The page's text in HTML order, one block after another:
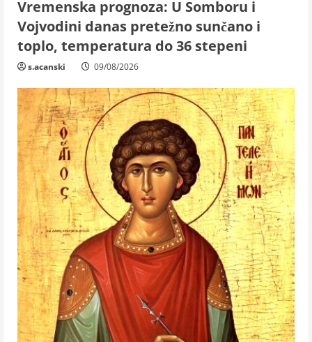
Vremenska prognoza: U Somboru i
Vojvodini danas pretežno sunčano i
toplo, temperatura do 36 stepeni
s.acanski 09/08/2026